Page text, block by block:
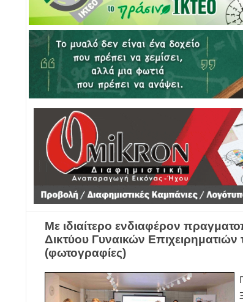
Με ιδιαίτερο ενδιαφέρον
Δικτύου Γυναικών
(φωτογραφίες)